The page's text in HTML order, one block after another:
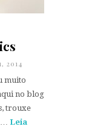
2014
muito
no blog
trouxe
Leia